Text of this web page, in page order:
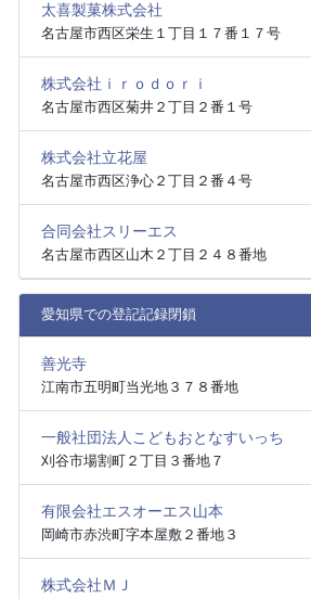
太喜製菓株式会社
名古屋市西区栄生１丁目１７番１７号
株式会社ｉｒｏｄｏｒｉ
名古屋市西区菊井２丁目２番１号
株式会社立花屋
名古屋市西区浄心２丁目２番４号
合同会社スリーエス
名古屋市西区山木２丁目２４８番地
愛知県での登記記録閉鎖
善光寺
江南市五明町当光地３７８番地
一般社団法人こどもおとなすいっち
刈谷市場割町２丁目３番地７
有限会社エスオーエス山本
岡崎市赤渋町字本屋敷２番地３
株式会社ＭＪ